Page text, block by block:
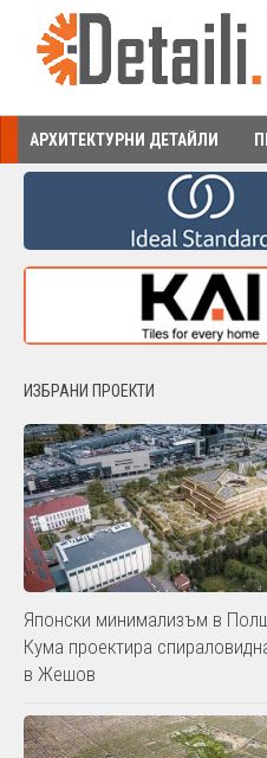
Към съдържанието
АРХИТЕКТУРНИ ДЕТАЙЛИ
ИЗБРАНИ ПРОЕКТИ
Японски минимализъм в
Кума проектира
в Жешов